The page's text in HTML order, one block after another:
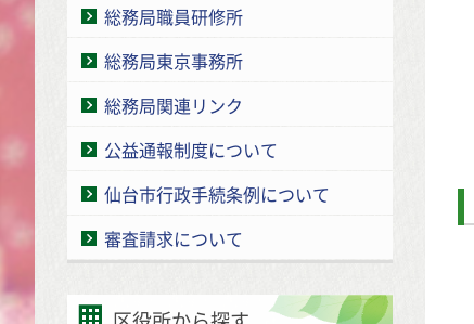
総務局職員研修所
総務局東京事務所
総務局関連リンク
公益通報制度について
仙台市行政手続条例について
審査請求について